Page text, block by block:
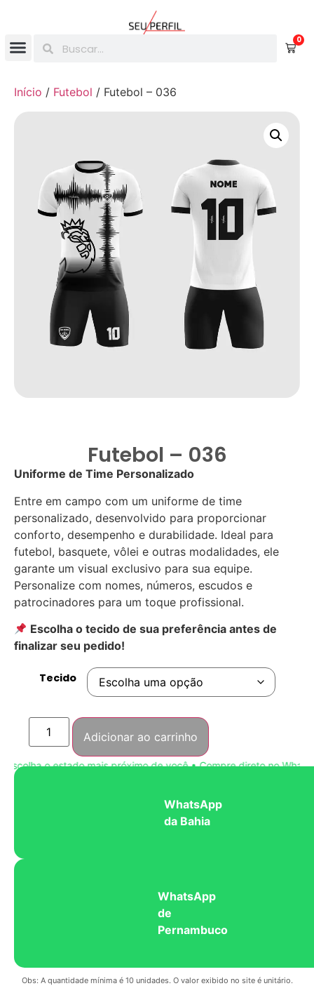
0
Início / Futebol / Futebol – 036
Futebol – 036
Uniforme de Time Personalizado
Entre em campo com um uniforme de time
personalizado, desenvolvido para proporcionar
conforto, desempenho e durabilidade. Ideal para
futebol, basquete, vôlei e outras modalidades, ele
garante um visual exclusivo para sua equipe.
Personalize com nomes, números, escudos e
patrocinadores para um toque profissional.
Escolha o tecido de sua preferência antes de
finalizar seu pedido!
Tecido
Adicionar ao carrinho
o estado mais próximo de você • Compre direto no
WhatsApp
da Bahia
WhatsApp
de
Pernambuco
Obs: A quantidade mínima é 10 unidades. O valor exibido no site é unitário.